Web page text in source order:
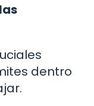
dentro